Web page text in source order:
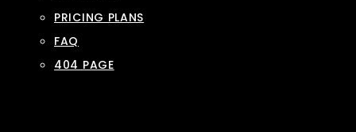
PRICING PLANS
FAQ
404 PAGE